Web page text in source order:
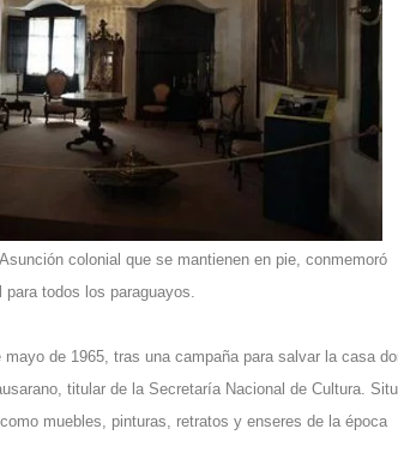
colonial que se mantienen en pie, conmemoró
todos los paraguayos.
de 1965, tras una campaña para salvar la casa
titular de la Secretaría Nacional de Cultura.
muebles, pinturas, retratos y enseres de la época